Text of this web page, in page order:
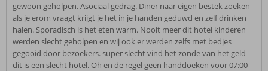
gewoon geholpen. Asociaal gedrag. Diner naar eigen bestek zoeken
als je erom vraagt krijgt je het in je handen geduwd en zelf drinken
halen. Sporadisch is het eten warm. Nooit meer dit hotel kinderen
werden slecht geholpen en wij ook er werden zelfs met bedjes
gegooid door bezoekers. super slecht vind het zonde van het geld
dit is een slecht hotel. Oh en de regel geen handdoeken voor 07:00